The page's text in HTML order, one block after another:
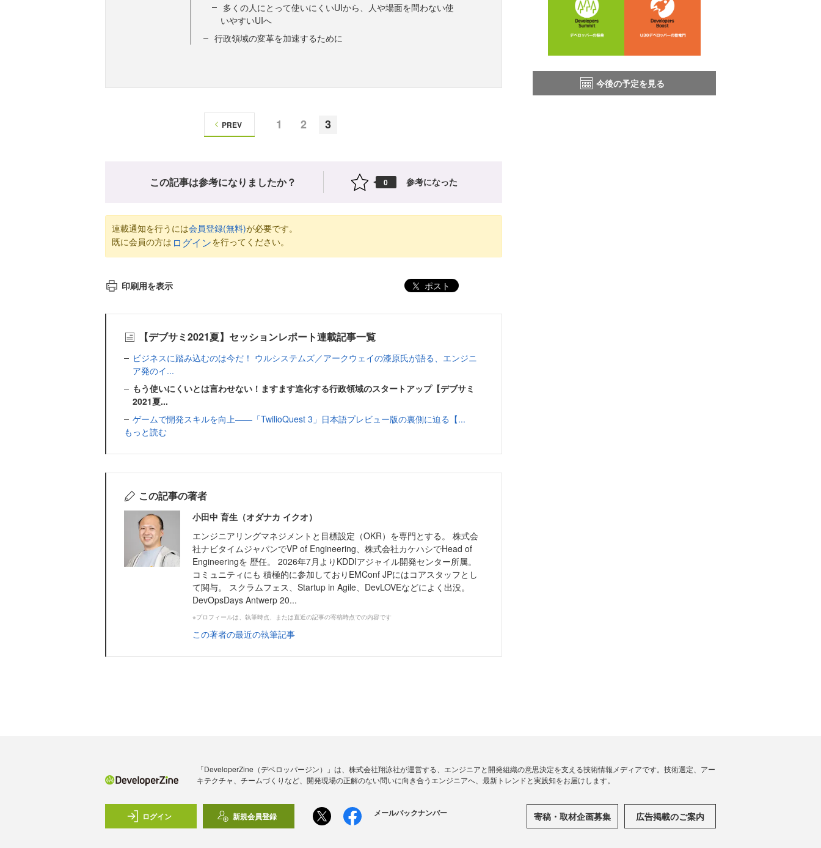
多くの人にとって使いにくいUIから、人や場面を問わない使
いやすいUIへ
行政領域の変革を加速するために
1 2 3
PREV
この記事は参考になりましたか？ 0 参考になった
連載通知を行うには会員登録(無料)が必要です。
既に会員の方は ログインを行ってください。
印刷用を表示 ポスト
【デブサミ2021夏】セッションレポート連載記事一覧
ビジネスに踏み込むのは今だ！ ウルシステムズ／アークウェイの漆原氏が語る、エンジニ
ア発のイ...
もう使いにくいとは言わせない！ますます進化する行政領域のスタートアップ【デブサミ
2021夏...
ゲームで開発スキルを向上――「TwilioQuest 3」日本語プレビュー版の裏側に迫る【...
もっと読む
この記事の著者
小田中 育生（オダナカ イクオ）
エンジニアリングマネジメントと目標設定（OKR）を専門とする。 株式会
社ナビタイムジャパンでVP of Engineering、株式会社カケハシでHead of
Engineeringを 歴任。 2026年7月よりKDDIアジャイル開発センター所属。
コミュニティにも 積極的に参加しておりEMConf JPにはコアスタッフとし
て関与。 スクラムフェス、Startup in Agile、DevLOVEなどによく出没。
DevOpsDays Antwerp 20...
※プロフィールは、執筆時点、または直近の記事の寄稿時点での内容です
この著者の最近の執筆記事
今後の予定を見る
「DeveloperZine（デベロッパージン）」は、株式会社翔泳社が運営する、エンジニアと開発組織の意思決定を支える技術情報メディアです。技術選定、アー
キテクチャ、チームづくりなど、開発現場の正解のない問いに向き合うエンジニアへ、最新トレンドと実践知をお届けします。
ログイン 新規会員登録 メールバックナンバー 寄稿・取材企画募集 広告掲載のご案内